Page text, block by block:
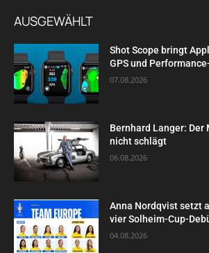
AUSGEWÄHLT
Shot Scope bringt
GPS und
07.08.2026
Bernhard Langer: Der
nicht schlägt
06.08.2026
Anna Nordqvist setzt
vier Solheim-Cup-
04.08.2026